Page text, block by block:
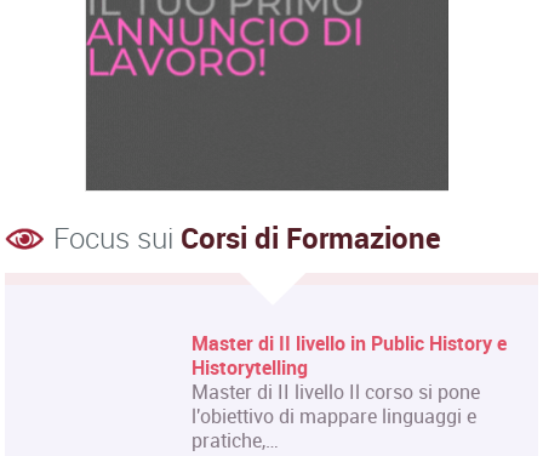
Focus sui Corsi di Formazione
Master di II livello in Public History e
Historytelling
Master di II livello Il corso si pone
l'obiettivo di mappare linguaggi e
pratiche,…